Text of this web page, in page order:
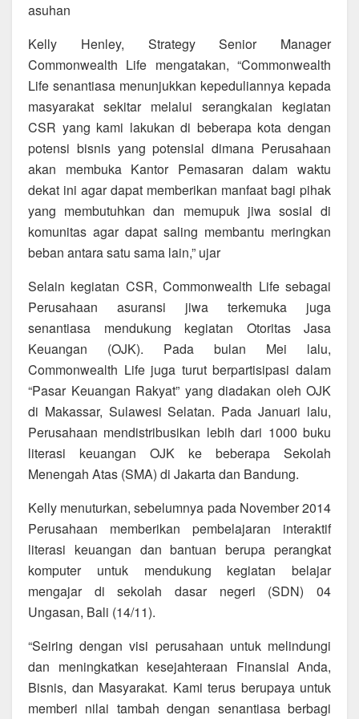
asuhan
Kelly Henley, Strategy Senior Manager
Commonwealth Life mengatakan, “Commonwealth
Life senantiasa menunjukkan kepeduliannya kepada
masyarakat sekitar melalui serangkaian kegiatan
CSR yang kami lakukan di beberapa kota dengan
potensi bisnis yang potensial dimana Perusahaan
akan membuka Kantor Pemasaran dalam waktu
dekat ini agar dapat memberikan manfaat bagi pihak
yang membutuhkan dan memupuk jiwa sosial di
komunitas agar dapat saling membantu meringkan
beban antara satu sama lain,” ujar
Selain kegiatan CSR, Commonwealth Life sebagai
Perusahaan asuransi jiwa terkemuka juga
senantiasa mendukung kegiatan Otoritas Jasa
Keuangan (OJK). Pada bulan Mei lalu,
Commonwealth Life juga turut berpartisipasi dalam
“Pasar Keuangan Rakyat” yang diadakan oleh OJK
di Makassar, Sulawesi Selatan. Pada Januari lalu,
Perusahaan mendistribusikan lebih dari 1000 buku
literasi keuangan OJK ke beberapa Sekolah
Menengah Atas (SMA) di Jakarta dan Bandung.
Kelly menuturkan, sebelumnya pada November 2014
Perusahaan memberikan pembelajaran interaktif
literasi keuangan dan bantuan berupa perangkat
komputer untuk mendukung kegiatan belajar
mengajar di sekolah dasar negeri (SDN) 04
Ungasan, Bali (14/11).
“Seiring dengan visi perusahaan untuk melindungi
dan meningkatkan kesejahteraan Finansial Anda,
Bisnis, dan Masyarakat. Kami terus berupaya untuk
memberi nilai tambah dengan senantiasa berbagi